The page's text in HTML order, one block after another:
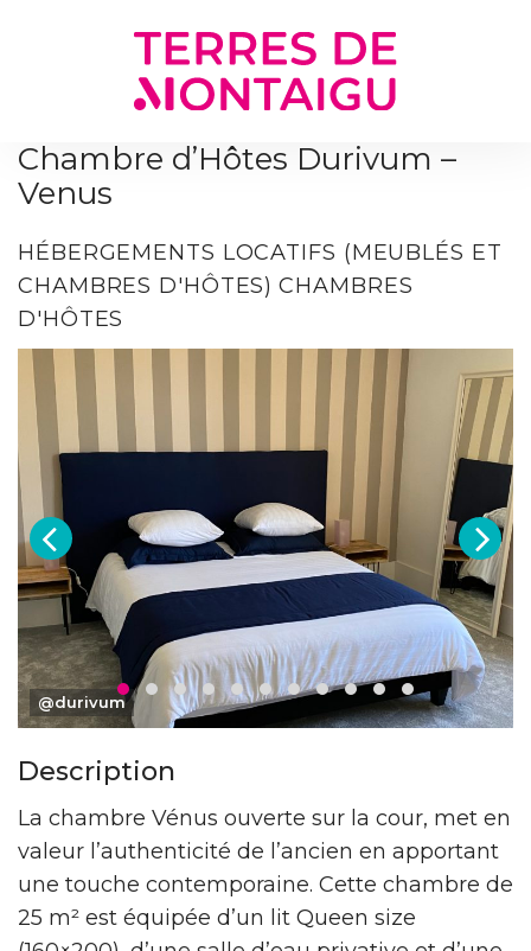
Chambre d’Hôtes Durivum –
Venus
HÉBERGEMENTS LOCATIFS (MEUBLÉS ET
CHAMBRES D'HÔTES) CHAMBRES
D'HÔTES
@durivum
Description
La chambre Vénus ouverte sur la cour, met en
valeur l’authenticité de l’ancien en apportant
une touche contemporaine. Cette chambre de
25 m² est équipée d’un lit Queen size